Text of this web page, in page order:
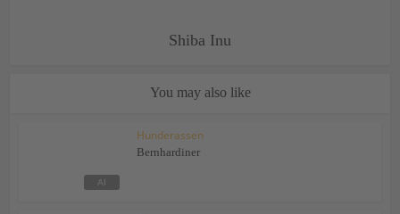
Shiba Inu
You may also like
Hunderassen
Bernhardiner